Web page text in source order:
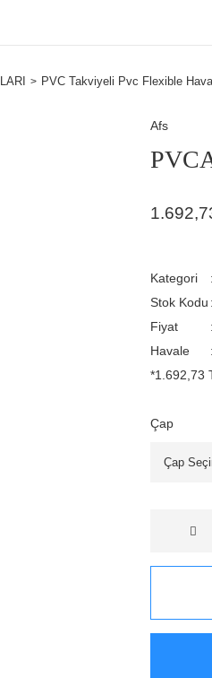
PVC Takviyeli Pvc Flexible
Afs
Kategori
Stok Kodu
Fiyat
Havale
*1.692,73
Çap